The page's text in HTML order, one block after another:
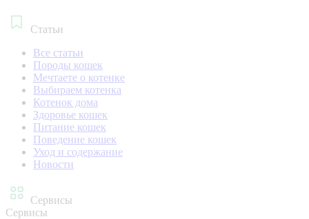
Статьи
Все статьи
Породы кошек
Мечтаете о котенке
Выбираем котенка
Котенок дома
Здоровье кошек
Питание кошек
Поведение кошек
Уход и содержание
Новости
Сервисы
Сервисы